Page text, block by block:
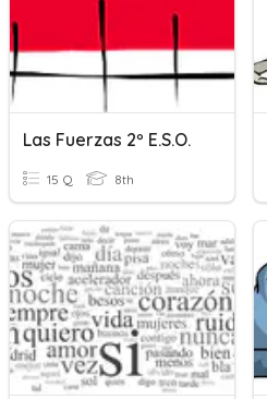
Las Fuerzas 2º E.S.O.
15 Q 8th